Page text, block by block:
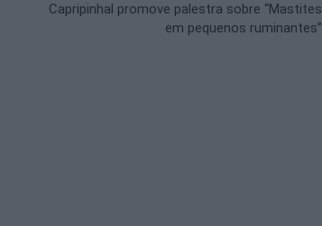
Capripinhal promove palestra sobre “Mastites
em pequenos ruminantes”